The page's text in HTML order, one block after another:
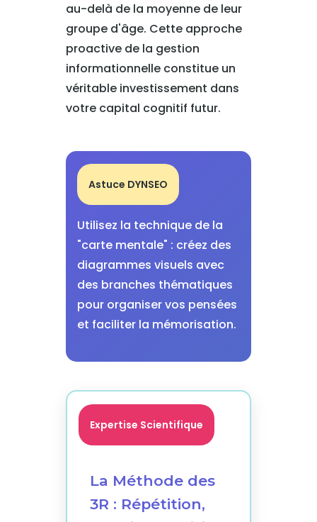
au-delà de la moyenne de leur
groupe d'âge. Cette approche
proactive de la gestion
informationnelle constitue un
véritable investissement dans
votre capital cognitif futur.
Astuce DYNSEO
Utilisez la technique de la
"carte mentale" : créez des
diagrammes visuels avec
des branches thématiques
pour organiser vos pensées
et faciliter la mémorisation.
Expertise Scientifique
La Méthode des
3R : Répétition,